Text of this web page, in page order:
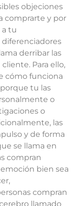
objeciones
comprarte y por
tu
derribar las
Para ello,
cómo funciona
tu las
o
o
las
y de forma
se llama en
compran
bien sea
compran
llamado